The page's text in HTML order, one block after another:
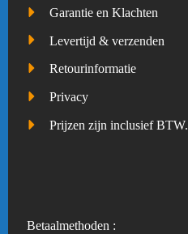
Garantie en Klachten
Levertijd & verzenden
Retourinformatie
Privacy
Prijzen zijn inclusief BTW.
Betaalmethoden :